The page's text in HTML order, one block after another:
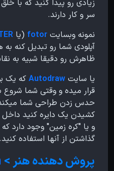
زیادی رو پیدا کنید که با
سر و کار دارند.
نمونه وبسایت fotor (یا
آپلودی شما رو تبدیل کنه
ظاهرش رو دقیقا شبیه به
یا سایت Autodraw که یک
قرار میده و وقتی شما
حدس زدن طراحی شما
کشیدن یک دایره کنید
و یا "کره زمین" وجود دارد
گذاشتن از آنها استفاده کنید.
پروش دهنده هنر >